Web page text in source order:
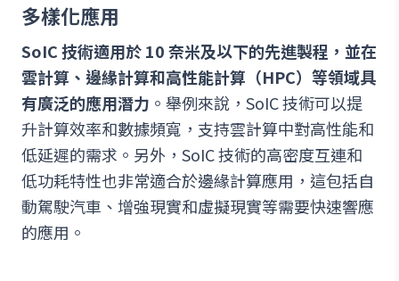
多樣化應用
SoIC 技術適用於 10 奈米及以下的先進製程，並在
雲計算、邊緣計算和高性能計算（HPC）等領域具
有廣泛的應用潛力 。舉例來說，SoIC 技術可以提
升計算效率和數據頻寬，支持雲計算中對高性能和
低延遲的需求。另外，SoIC 技術的高密度互連和
低功耗特性也非常適合於邊緣計算應用，這包括自
動駕駛汽車、增強現實和虛擬現實等需要快速響應
的應用。